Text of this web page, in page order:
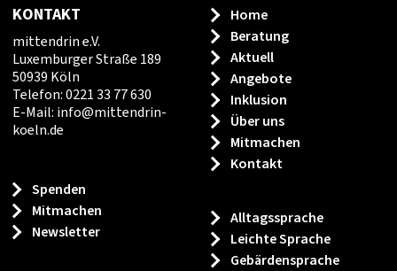
KONTAKT
mittendrin e.V.
Luxemburger Straße 189
50939 Köln
Telefon: 0221 33 77 630
E-Mail: info@mittendrin-
koeln.de
Spenden
Mitmachen
Newsletter
Home
Beratung
Aktuell
Angebote
Inklusion
Über uns
Mitmachen
Kontakt
Alltagssprache
Leichte Sprache
Gebärdensprache